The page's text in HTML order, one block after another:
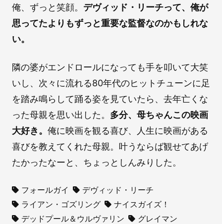
俺、ずっと笑顔。 デヴィッド・リーチって、俺が
思ってたよりもずっと重要な監督なのかもしれな
い。
隣の婆がエンドロールになっても手を叩いて大笑
いし、次々に流れる80年代のヒットチューンに足
を踏み鳴らして踊る姿を見ていたら、去年亡くな
った母親を思い出した。 多分、母ちゃんこの映画
大好き。 俺に映画を観る喜び、人生に映画がある
喜びを教えてくれた母親。叶うならば観せてあげ
たかったなーと、ちょっとしんみりした。
フォールガイ
デヴィッド・リーチ
ライアン・ゴズリング
ナイスガイズ！
デッドプール＆ウルヴァリン
グレイマン